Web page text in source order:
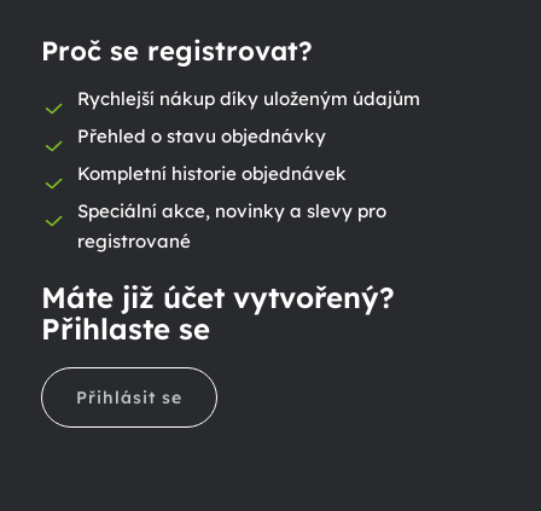
Proč se registrovat?
Rychlejší nákup díky uloženým údajům
Přehled o stavu objednávky
Kompletní historie objednávek
Speciální akce, novinky a slevy pro
registrované
Máte již účet vytvořený?
Přihlaste se
Přihlásit se